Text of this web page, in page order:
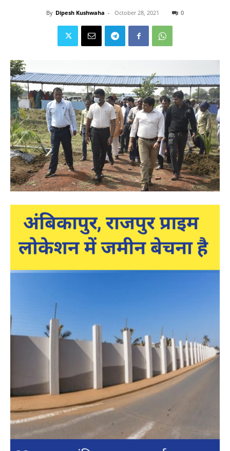
By Dipesh Kushwaha - October 28, 2021 0